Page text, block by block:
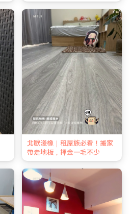
北歐淺橡｜租屋族必看！搬家
帶走地板，押金一毛不少